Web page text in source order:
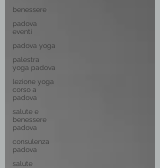
benessere
padova
eventi
padova yoga
palestra
yoga padova
lezione yoga
corso a
padova
salute e
benessere
padova
consulenza
padova
salute